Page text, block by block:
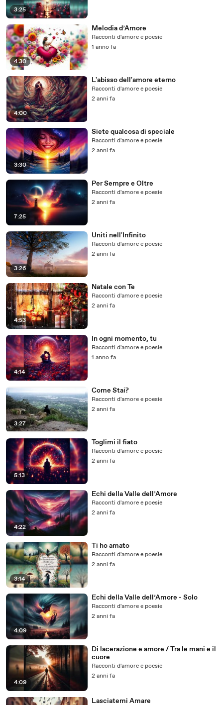
3:25
4:30
Melodia d’Amore
Racconti d'amore e poesie
1 anno fa
4:00
L'abisso dell'amore eterno
Racconti d'amore e poesie
2 anni fa
3:30
Siete qualcosa di speciale
Racconti d'amore e poesie
2 anni fa
7:25
Per Sempre e Oltre
Racconti d'amore e poesie
2 anni fa
3:26
Uniti nell'Infinito
Racconti d'amore e poesie
2 anni fa
4:53
Natale con Te
Racconti d'amore e poesie
2 anni fa
4:14
In ogni momento, tu
Racconti d'amore e poesie
1 anno fa
3:27
Come Stai?
Racconti d'amore e poesie
2 anni fa
5:13
Toglimi il fiato
Racconti d'amore e poesie
2 anni fa
4:22
Echi della Valle dell’Amore
Racconti d'amore e poesie
2 anni fa
3:14
Ti ho amato
Racconti d'amore e poesie
2 anni fa
4:09
Echi della Valle dell’Amore - Solo
Racconti d'amore e poesie
2 anni fa
4:09
Di lacerazione e amore / Tra le mani e il
cuore
Racconti d'amore e poesie
2 anni fa
Lasciatemi Amare